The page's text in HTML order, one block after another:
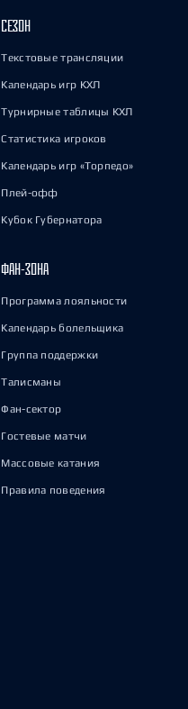
СЕЗОН
Текстовые трансляции
Календарь игр КХЛ
Турнирные таблицы КХЛ
Статистика игроков
Календарь игр «Торпедо»
Плей-офф
Кубок Губернатора
ФАН-ЗОНА
Программа лояльности
Календарь болельщика
Группа поддержки
Талисманы
Фан-сектор
Гостевые матчи
Массовые катания
Правила поведения